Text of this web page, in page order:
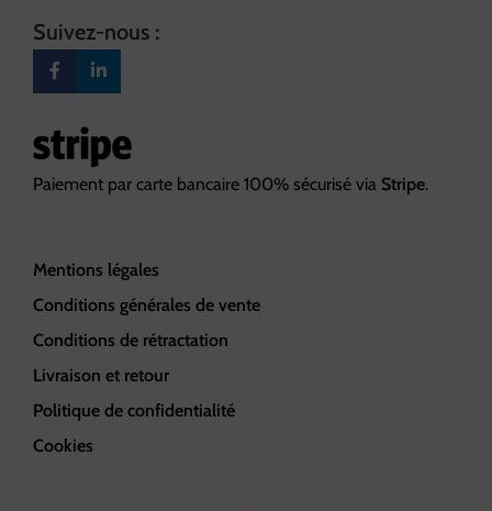
Suivez-nous :
Paiement par carte bancaire 100% sécurisé via Stripe.
Mentions légales
Conditions générales de vente
Conditions de rétractation
Livraison et retour
Politique de confidentialité
Cookies